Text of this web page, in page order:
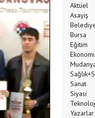
Aktüel
Asayiş
Bursa
Eğitim
Ekonomi
Sanat
Siyasi
Yazarlar